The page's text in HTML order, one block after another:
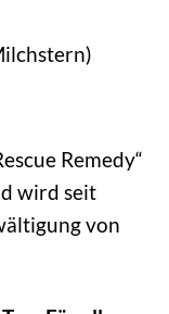
Remedy“
wird seit
von